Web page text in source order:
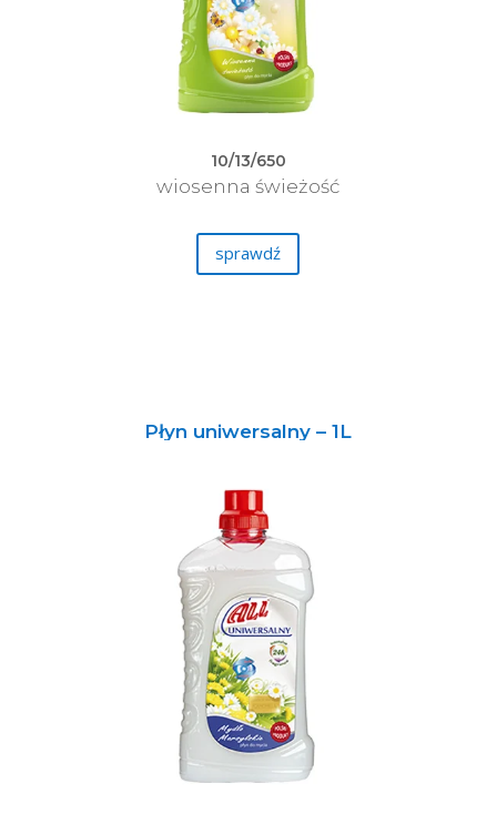
10/13/650
wiosenna świeżość
sprawdź
Płyn uniwersalny – 1L